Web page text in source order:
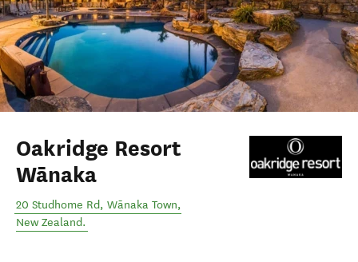
Oakridge Resort
Wānaka
20 Studhome Rd, Wānaka Town,
New Zealand.